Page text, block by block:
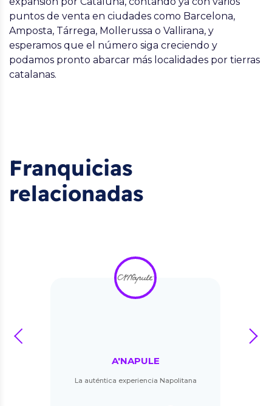
puntos de venta en ciudades como Barcelona,
Amposta, Tárrega, Mollerussa o Vallirana, y
esperamos que el número siga creciendo y
podamos pronto abarcar más localidades por tierras
catalanas.
Franquicias
relacionadas
A'NAPULE
La auténtica experiencia Napolitana
prev next